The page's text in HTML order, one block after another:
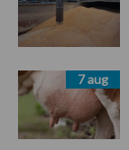
7 aug